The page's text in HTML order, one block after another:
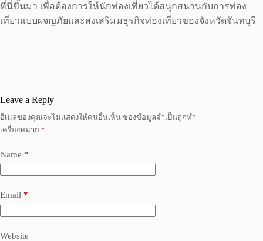
ที่นี่ขึ้นมา เพื่อต้องการให้นักท่องเที่ยวได้สนุกสนานกับการท่อง
เที่ยวแบบผจญภัยและส่งเสริมมธุรกิจท่องเที่ยวของจังหวัดจันทบุรี
Leave a Reply
อีเมลของคุณจะไม่แสดงให้คนอื่นเห็น ช่องข้อมูลจำเป็นถูกทำ
เครื่องหมาย *
Name *
Email *
Website